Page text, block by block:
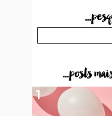
...posts
1